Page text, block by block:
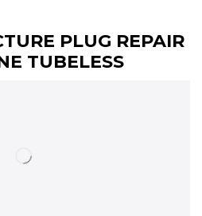
PLUG REPAIR
TUBELESS